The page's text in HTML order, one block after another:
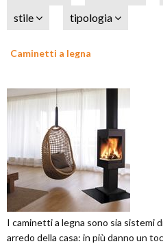
stile
tipologia
Caminetti a legna
I caminetti a legna sono sia sistemi
arredo della casa: in più danno un